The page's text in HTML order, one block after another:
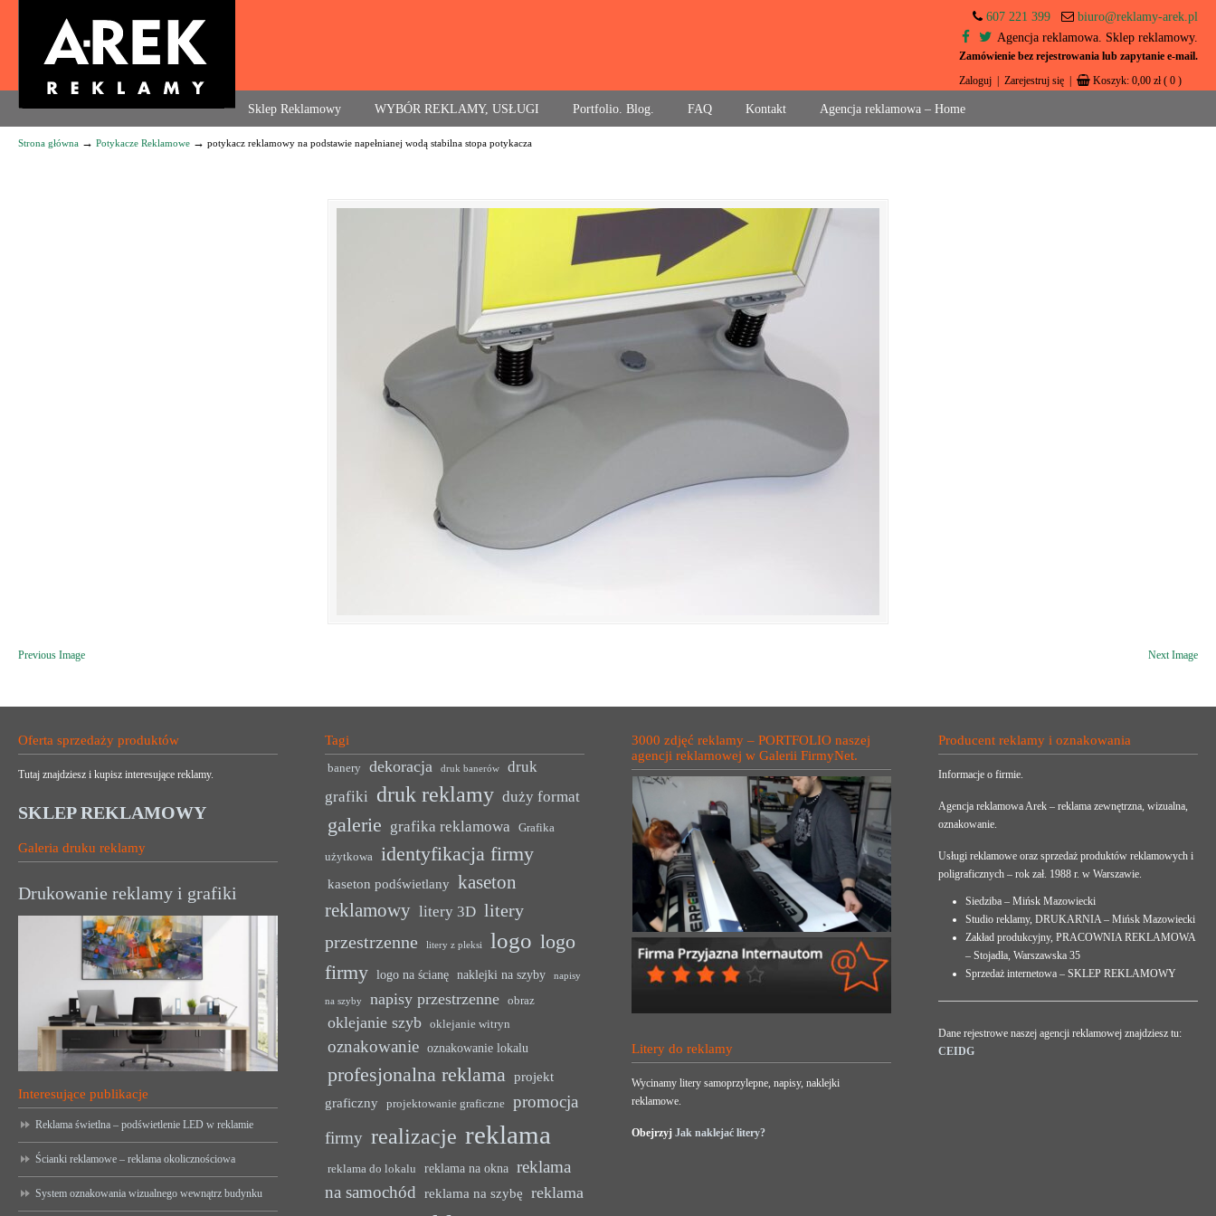
Agencja reklamowa. Reklama – usługi, druk
607 221 399
biuro@reklamy-arek.pl
Agencja reklamowa. Sklep reklamowy.
Zamówienie bez rejestrowania lub zapytanie e-mail.
Zaloguj Zarejestruj się Koszyk: 0,00 zł ( 0 )
Sklep Reklamowy WYBÓR REKLAMY, USŁUGI Portfolio. Blog. FAQ Kontakt Agencja reklamowa – Home
Navigation
Strona główna → Potykacze Reklamowe → potykacz reklamowy na podstawie napełnianej wodą stabilna stopa potykacza
Previous Image Next Image
Oferta sprzedaży produktów
Tutaj znajdziesz i kupisz interesujące reklamy.
SKLEP REKLAMOWY
Galeria druku reklamy
Drukowanie reklamy i grafiki
Interesujące publikacje
Reklama świetlna – podświetlenie LED w reklamie
Ścianki reklamowe – reklama okolicznościowa
System oznakowania wizualnego wewnątrz budynku
Tagi
banery dekoracja druk banerów
druk
grafiki druk reklamy duży format
galerie grafika reklamowa Grafika
użytkowa identyfikacja firmy
kaseton podświetlany kaseton
reklamowy litery 3D litery
przestrzenne
litery z pleksi logo logo
firmy
logo na ścianę naklejki na szyby napisy
na szyby napisy przestrzenne obraz
oklejanie szyb oklejanie witryn
oznakowanie oznakowanie lokalu
profesjonalna reklama projekt
graficzny
projektowanie graficzne
promocja
firmy realizacje reklama
reklama do lokalu reklama na okna
reklama
na samochód reklama na szybę reklama
3000 zdjęć reklamy – PORTFOLIO naszej
agencji reklamowej w Galerii FirmyNet.
Litery do reklamy
Wycinamy litery samoprzylepne, napisy, naklejki
reklamowe.
ObejrzyjJak naklejać litery?
Producent reklamy i oznakowania
Informacje o firmie.
Agencja reklamowa Arek – reklama zewnętrzna, wizualna,
oznakowanie.
Usługi reklamowe oraz sprzedaż produktów reklamowych i
poligraficznych – rok zał. 1988 r. w Warszawie.
Siedziba – Mińsk Mazowiecki
Studio reklamy, DRUKARNIA – Mińsk Mazowiecki
Zakład produkcyjny, PRACOWNIA REKLAMOWA
– Stojadła, Warszawska 35
Sprzedaż internetowa – SKLEP REKLAMOWY
Dane rejestrowe naszej agencji reklamowej znajdziesz tu:
CEIDG